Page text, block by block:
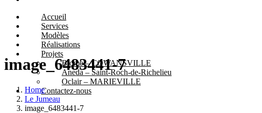
Accueil
Services
Modèles
Réalisations
Projets
Biome – COWANSVILLE​
Aneda – Saint-Roch-de-Richelieu
Oclair – MARIEVILLE
Contactez-nous
image_6483441-7
Home
Le Jumeau
image_6483441-7